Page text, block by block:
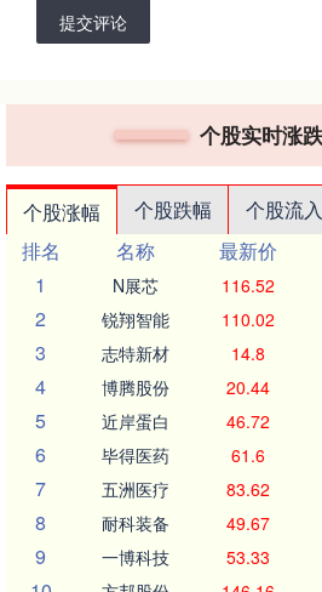
提交评论
个股实时涨
个股涨幅 个股跌幅 个股流入
排名
名称 最新价
1
N展芯 116.52
2 锐翔智能 110.02
3 志特新材 14.8
4 博腾股份 20.44
5 近岸蛋白 46.72
6 毕得医药 61.6
7 五洲医疗 83.62
8 耐科装备 49.67
9 一博科技 53.33